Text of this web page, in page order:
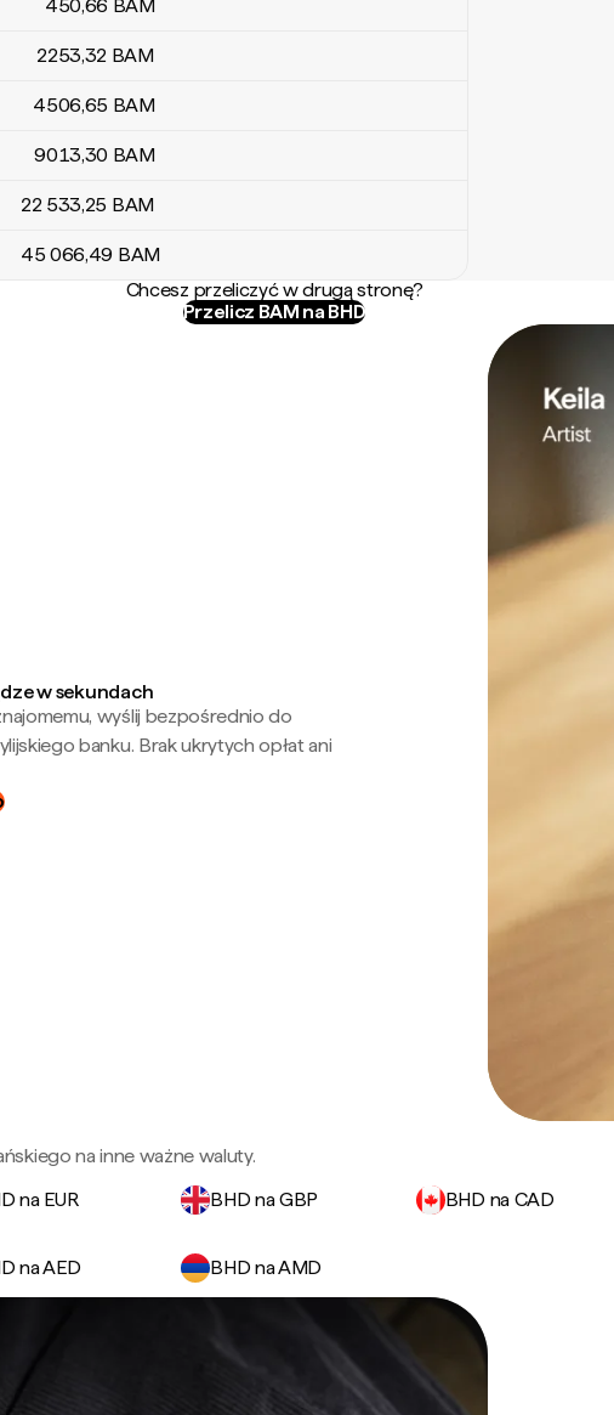
450,66 BAM
2253,32 BAM
4506,65 BAM
9013,30 BAM
22 533,25 BAM
45 066,49 BAM
Chcesz przeliczyć w drugą stronę?
Przelicz BAM na BHD
w sekundach
wyślij bezpośrednio do
banku. Brak ukrytych opłat ani
na inne ważne waluty.
na EUR BHD na GBP BHD na CAD
na AED BHD na AMD